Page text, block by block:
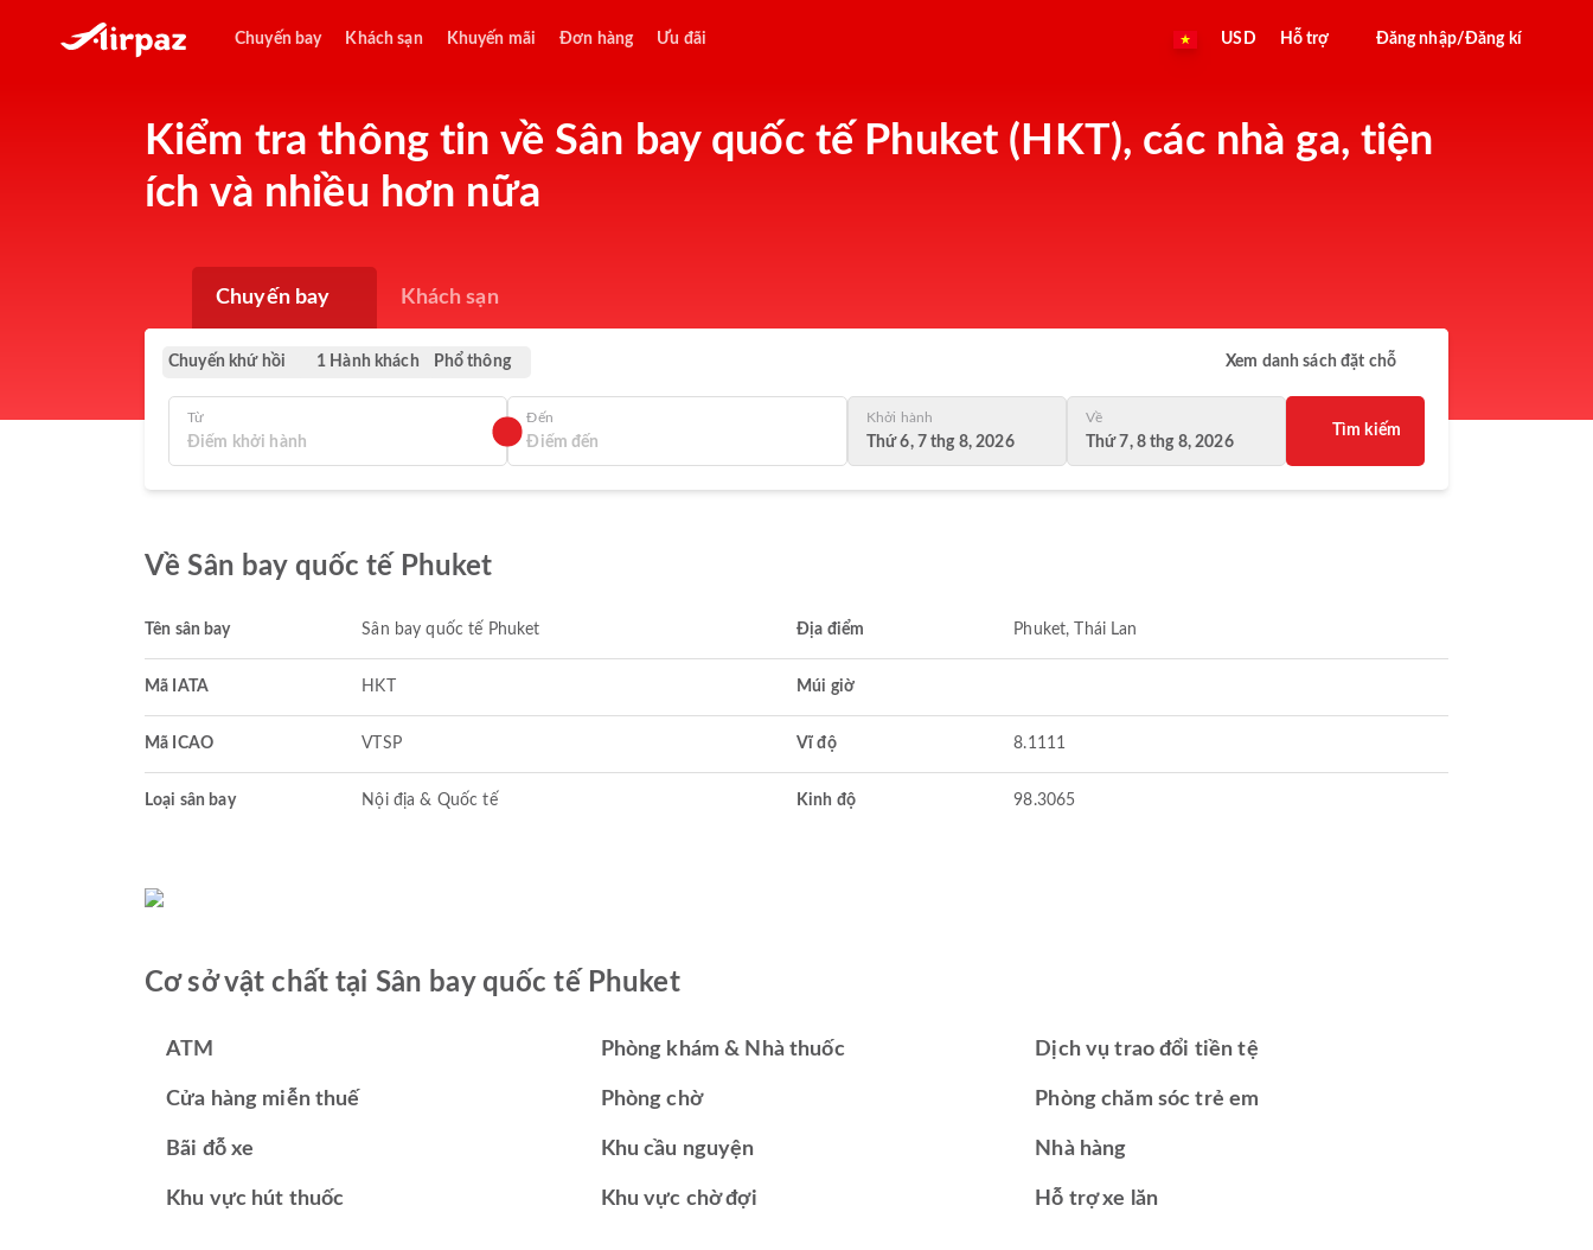
Chuyến bay Khách sạn Khuyến mãi Đơn hàng Ưu đãi USD Hỗ trợ Đăng nhập/Đăng kí
Kiểm tra thông tin về Sân bay quốc tế Phuket (HKT), các nhà ga, tiện
ích và nhiều hơn nữa
Chuyến bay Khách sạn
Chuyến khứ hồi 1 Hành khách Phổ thông Xem danh sách đặt chỗ
Từ Đến Khởi hành
Thứ 6, 7 thg 8, 2026
Về
Thứ 7, 8 thg 8, 2026
Tìm kiếm
Về Sân bay quốc tế Phuket
Tên sân bay Sân bay quốc tế Phuket
Mã IATA HKT
Mã ICAO VTSP
Loại sân bay Nội địa & Quốc tế
Địa điểm Phuket, Thái Lan
Múi giờ
Vĩ độ 8.1111
Kinh độ 98.3065
Cơ sở vật chất tại Sân bay quốc tế Phuket
ATM Phòng khám & Nhà thuốc Dịch vụ trao đổi tiền tệ
Cửa hàng miễn thuế Phòng chờ Phòng chăm sóc trẻ em
Bãi đỗ xe Khu cầu nguyện Nhà hàng
Khu vực hút thuốc Khu vực chờ đợi Hỗ trợ xe lăn